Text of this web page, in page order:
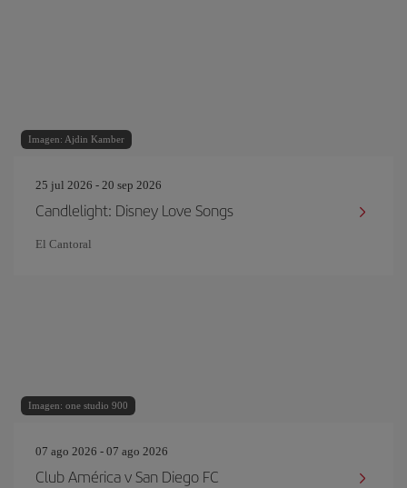
Imagen: Ajdin Kamber
25 jul 2026 - 20 sep 2026
Candlelight: Disney Love Songs
El Cantoral
Imagen: one studio 900
07 ago 2026 - 07 ago 2026
Club América v San Diego FC